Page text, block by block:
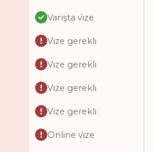
Varişta vi̇ze
Vi̇ze gerekli̇
Vi̇ze gerekli̇
Vi̇ze gerekli̇
Vi̇ze gerekli̇
Onli̇ne vi̇ze